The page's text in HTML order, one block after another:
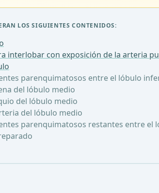
LOS SIGUIENTES CONTENIDOS:
interlobar con exposición de la arteria
parenquimatosos entre el lóbulo
del lóbulo medio
del lóbulo medio
del lóbulo medio
parenquimatosos restantes entre el